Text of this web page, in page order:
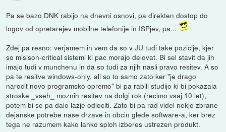
Pa se bazo DNK rabijo na dnevni osnovi, pa direkten dostop do
logov od opretarejev mobilne telefonije in ISPjev, pa...
Zdej pa resno: verjamem in vem da so v JU tudi take pozicije, kjer
so misison-critical sistemi ki pac morajo delovat. Bi sel stavit da jih
imajo tudi v munchenu in da so tudi za njih nasli pravo resitev. A so
pa te resitve windows-only, ali so to samo zato ker "je drago
narocit novo programsko opremo" bi pa rabili studijo ki bi pokazala
stroske _vseh_ moznih resitev na dolgi rok (recimo vsaj 10 let),
potem bi se pa dalo lazje odlociti. Zato bi pa rad videl nekje zbrane
dejanske potrebe nase drzave in obcin glede software-a, ker brez
tega ne razumem kako lahko sploh izberes ustrezen produkt.